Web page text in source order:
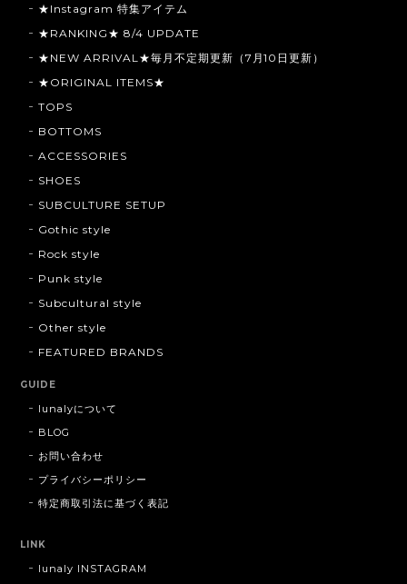
★Instagram 特集アイテム
★RANKING★ 8/4 UPDATE
★NEW ARRIVAL★毎月不定期更新（7月10日更新）
★ORIGINAL ITEMS★
TOPS
BOTTOMS
ACCESSORIES
SHOES
SUBCULTURE SETUP
Gothic style
Rock style
Punk style
Subcultural style
Other style
FEATURED BRANDS
GUIDE
lunalyについて
BLOG
お問い合わせ
プライバシーポリシー
特定商取引法に基づく表記
LINK
lunaly INSTAGRAM